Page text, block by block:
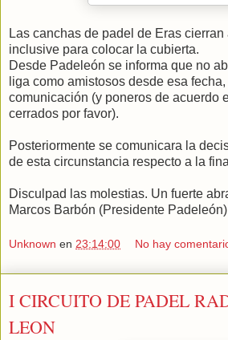
Las canchas de padel de Eras
inclusive para colocar la cubierta.
Desde Padeleón se informa que no
liga como amistosos desde esa
comunicación (y poneros de acuerdo
cerrados por favor).
Posteriormente se comunicara la
de esta circunstancia respecto a la
Disculpad las molestias. Un fuerte
Marcos Barbón (Presidente Padeleón)
Unknown en 23:14:00 No hay
I CIRCUITO DE PADEL
LEON